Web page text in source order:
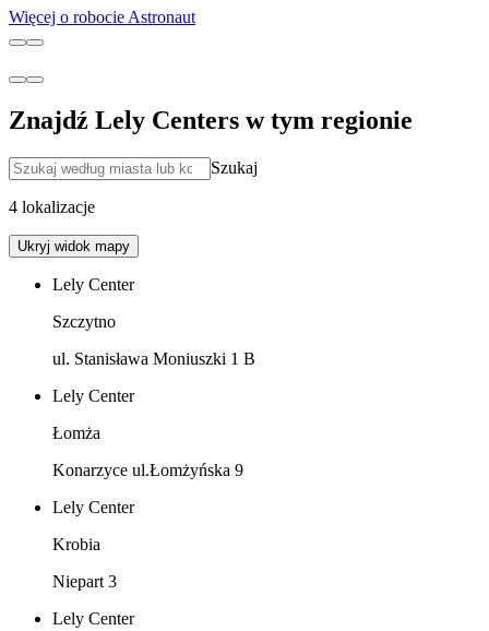
Więcej o robocie Astronaut
Znajdź Lely Centers w tym regionie
Szukaj
4 lokalizacje
Ukryj widok mapy
Lely Center
Szczytno
ul. Stanisława Moniuszki 1 B
Lely Center
Łomża
Konarzyce ul.Łomżyńska 9
Lely Center
Krobia
Niepart 3
Lely Center